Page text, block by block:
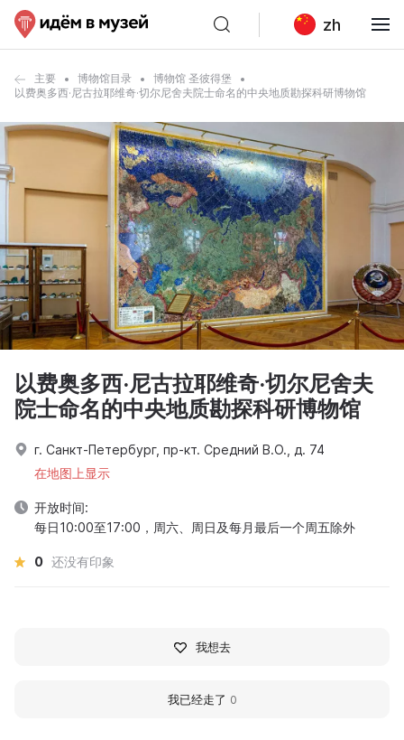
zh
主要 博物馆目录
博物馆 圣彼得堡
以费奥多西·尼古拉耶维奇·切尔尼舍夫院士命名的中央地质勘探科研博物馆
以费奥多西·尼古拉耶维奇·切尔尼舍夫
院士命名的中央地质勘探科研博物馆
г. Санкт-Петербург, пр-кт. Средний В.О., д. 74
在地图上显示
开放时间:
每日10:00至17:00，周六、周日及每月最后一个周五除外
0 还没有印象
我想去
我已经走了 0